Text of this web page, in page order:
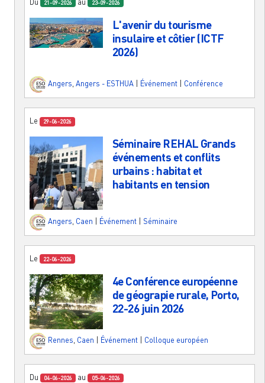
21-09-2026 23-09-2026
L'avenir du tourisme
insulaire et côtier (ICTF
2026)
Angers, Angers - ESTHUA Événement Conférence
Le 29-06-2026
Séminaire REHAL Grands
événements et conflits
urbains : habitat et
habitants en tension
Angers Caen Événement Séminaire
Le 22-06-2026
4e Conférence européenne
de géograpie rurale, Porto,
22-26 juin 2026
Rennes Caen Événement Colloque européen
Du 04-06-2026 au 05-06-2026